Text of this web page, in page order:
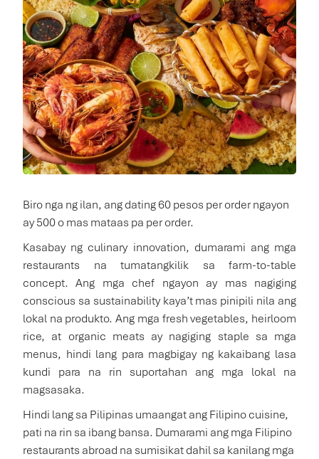
Biro nga ng ilan, ang dating 60 pesos per order ngayon
ay 500 o mas mataas pa per order.
Kasabay ng culinary innovation, dumarami ang mga
restaurants na tumatangkilik sa farm-to-table
concept. Ang mga chef ngayon ay mas nagiging
conscious sa sustainability kaya’t mas pinipili nila ang
lokal na produkto. Ang mga fresh vegetables, heirloom
rice, at organic meats ay nagiging staple sa mga
menus, hindi lang para magbigay ng kakaibang lasa
kundi para na rin suportahan ang mga lokal na
magsasaka.
Hindi lang sa Pilipinas umaangat ang Filipino cuisine,
pati na rin sa ibang bansa. Dumarami ang mga Filipino
restaurants abroad na sumisikat dahil sa kanilang mga